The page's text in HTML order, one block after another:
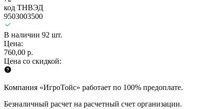
код ТНВЭД
9503003500
В наличии 92 шт.
Цена:
760,00 р.
Цена со скидкой:
Компания «ИгроТойс» работает по 100% предоплате.
Безналичный расчет на расчетный счет организации.